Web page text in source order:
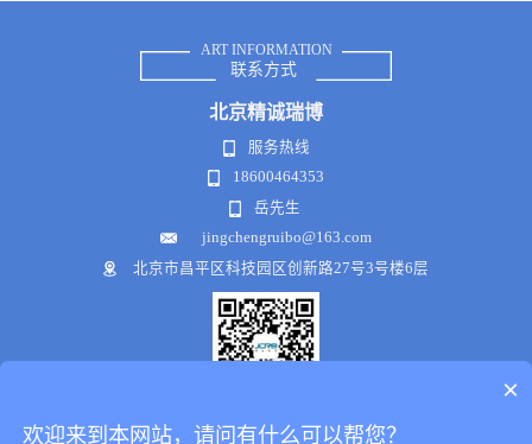
ART INFORMATION
联系方式
北京精诚瑞博
服务热线
18600464353
岳先生
jingchengruibo@163.com
北京市昌平区科技园区创新路27号3号楼6层
×
欢迎来到本网站，请问有什么可以帮您？